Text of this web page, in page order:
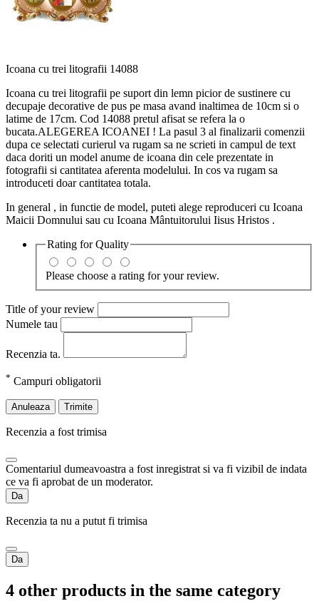
Icoana cu trei litografii 14088
Icoana cu trei litografii pe suport din lemn picior de sustinere cu
decupaje decorative de pus pe masa avand inaltimea de 10cm si o
latime de 17cm. Cod 14088 pretul afisat se refera la o
bucata.ALEGEREA ICOANEI ! La pasul 3 al finalizarii comenzii
dupa ce selectati curierul va rugam sa ne scrieti in campul de text
daca doriti un model anume de icoana din cele prezentate in
fotografii si cantitatea aferenta modelului. In cos va rugam sa
introduceti doar cantitatea totala.
In general , in functie de model, puteti alege reproduceri cu Icoana
Maicii Domnului sau cu Icoana Mântuitorului Iisus Hristos .
Rating forQuality
Please choose a rating for your review.
Title of your review
Numele tau
Recenzia ta.
* Campuri obligatorii
Anuleaza Trimite
Recenzia a fost trimisa
Comentariul dumeavoastra a fost inregistrat si va fi vizibil de indata
ce va fi aprobat de un moderator.
Da
Recenzia ta nu a putut fi trimisa
Da
4 other products in the same category